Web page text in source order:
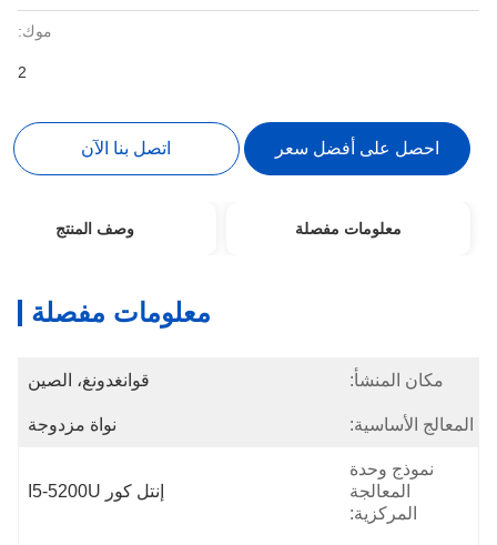
موك:
احصل على أفضل سعر اتصل بنا الآن
معلومات مفصلة وصف المنتج
معلومات مفصلة
مكان المنشأ: قوانغدونغ، الصين
المعالج الأساسية: نواة مزدوجة
نموذج وحدة
المعالجة
المركزية:
إنتل كور I5-5200U